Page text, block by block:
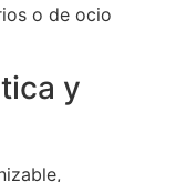
o de ocio
y